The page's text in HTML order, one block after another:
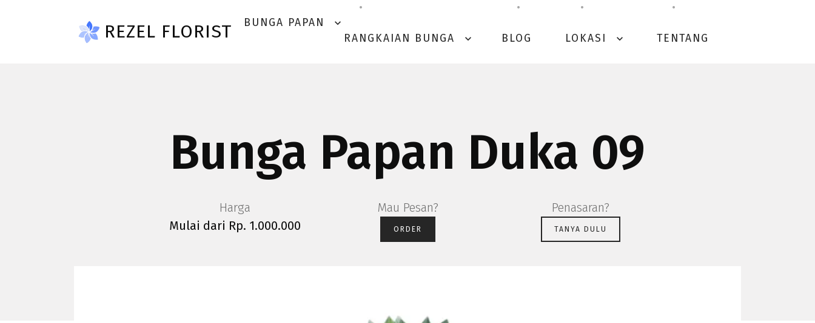
REZEL FLORIST BUNGA PAPAN expand_more
RANGKAIAN BUNGA expand_more BLOG LOKASI expand_more TENTANG
Bunga Papan Duka 09
Harga
Mulai dari Rp. 1.000.000
Mau Pesan?
ORDER
Penasaran?
TANYA DULU